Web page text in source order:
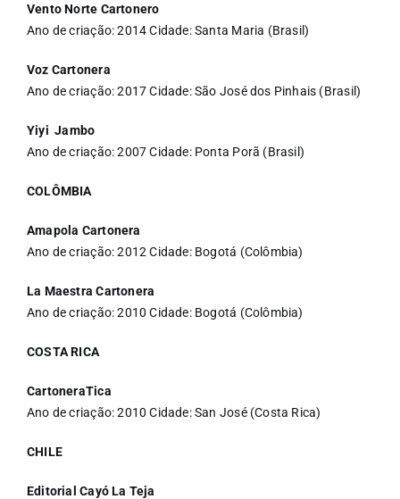
Vento Norte Cartonero
Ano de criação: 2014 Cidade: Santa Maria (Brasil)
Voz Cartonera
Ano de criação: 2017 Cidade: São José dos Pinhais (Brasil)
Yiyi Jambo
Ano de criação: 2007 Cidade: Ponta Porã (Brasil)
COLÔMBIA
Amapola Cartonera
Ano de criação: 2012 Cidade: Bogotá (Colômbia)
La Maestra Cartonera
Ano de criação: 2010 Cidade: Bogotá (Colômbia)
COSTA RICA
CartoneraTica
Ano de criação: 2010 Cidade: San José (Costa Rica)
CHILE
Editorial Cayó La Teja